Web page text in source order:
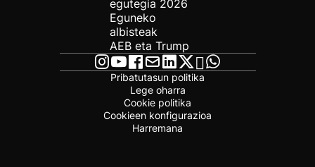
egutegia 2026
Eguneko
albisteak
AEB eta Trump
Pribatutasun politika
Lege oharra
Cookie politika
Cookieen konfigurazioa
Harremana